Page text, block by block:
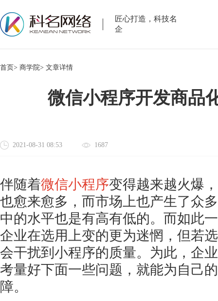
匠心打造，科技名
企
首页> 商学院> 文章详情
微信小程序开发商品
2021-08-31 08:53 1687
伴随着微信小程序变得越来越火爆
也愈来愈多，而市场上也产生了众
中的水平也是有高有低的。而如此
企业在选用上变的更为迷惘，但若
会干扰到小程序的质量。为此，企
考量好下面一些问题，就能为自己
障。